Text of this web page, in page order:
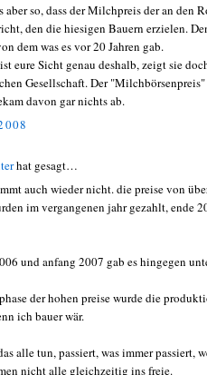
aber so, dass der Milchpreis der an den
den die hiesigen Bauern erzielen.
dem was es vor 20 Jahren gab.
eure Sicht genau deshalb, zeigt sie
Gesellschaft. Der
davon gar nichts ab.
hat gesagt…
auch wieder nicht. die preise von
im vergangenen jahr gezahlt, ende
und anfang 2007 gab es hingegen
der hohen preise wurde die
ich bauer wär.
alle tun, passiert, was immer passiert,
nicht alle gleichzeitig ins freie.